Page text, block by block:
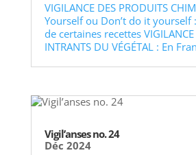
VIGILANCE DES PRODUITS
Yourself ou Don’t do it yourself
de certaines recettes VIGILANCE
INTRANTS DU VÉGÉTAL : En
Vigil’anses no. 24
Déc 2024